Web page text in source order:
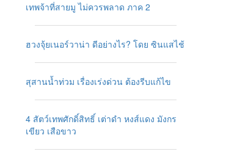
เทพจ้าที่สายมู ไม่ควรพลาด ภาค 2
ฮวงจุ้ยเนอร์วาน่า ดีอย่างไร? โดย ซินแสไช้
สุสานน้ำท่วม เรื่องเร่งด่วน ต้องรีบแก้ไข
4 สัตว์เทพศักดิ์สิทธิ์ เต่าดำ หงส์แดง มังกร
เขียว เสือขาว